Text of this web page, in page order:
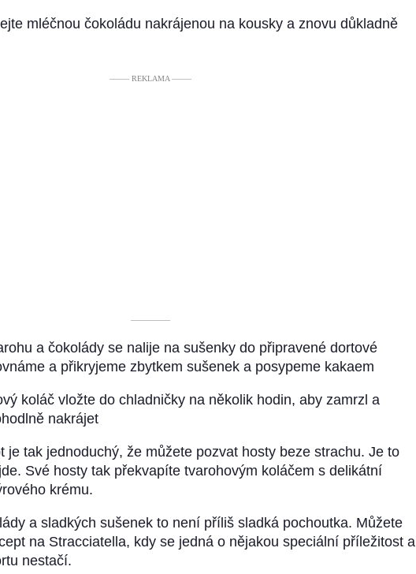
mléčnou čokoládu nakrájenou na kousky a znovu důkladně
––––– REKLAMA –––––
––––––––––
a čokolády se nalije na sušenky do připravené dortové
a přikryjeme zbytkem sušenek a posypeme kakaem
koláč vložte do chladničky na několik hodin, aby zamrzl a
nakrájet
je tak jednoduchý, že můžete pozvat hosty beze strachu. Je to
Své hosty tak překvapíte tvarohovým koláčem s delikátní
krému.
a sladkých sušenek to není příliš sladká pochoutka. Můžete
na Stracciatella, kdy se jedná o nějakou speciální příležitost a
nestačí.